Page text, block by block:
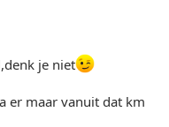
je niet
er maar vanuit dat km